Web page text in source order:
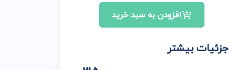
افزودن به سبد خرید
جزئیات بیشتر